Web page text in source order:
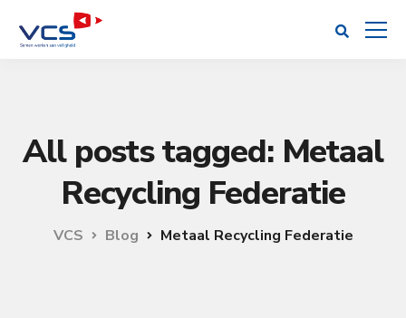
All posts tagged: Metaal
Recycling Federatie
VCS Blog Metaal Recycling Federatie